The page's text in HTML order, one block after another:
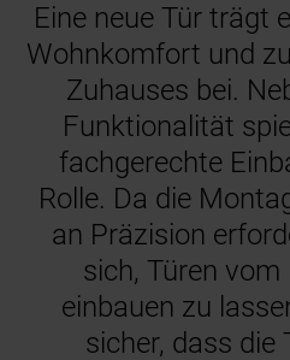
Eine neue Tür trägt
Wohnkomfort und
Zuhauses bei.
Funktionalität
fachgerechte
Rolle. Da die
an Präzision
sich, Türen vom
einbauen zu
sicher, dass die